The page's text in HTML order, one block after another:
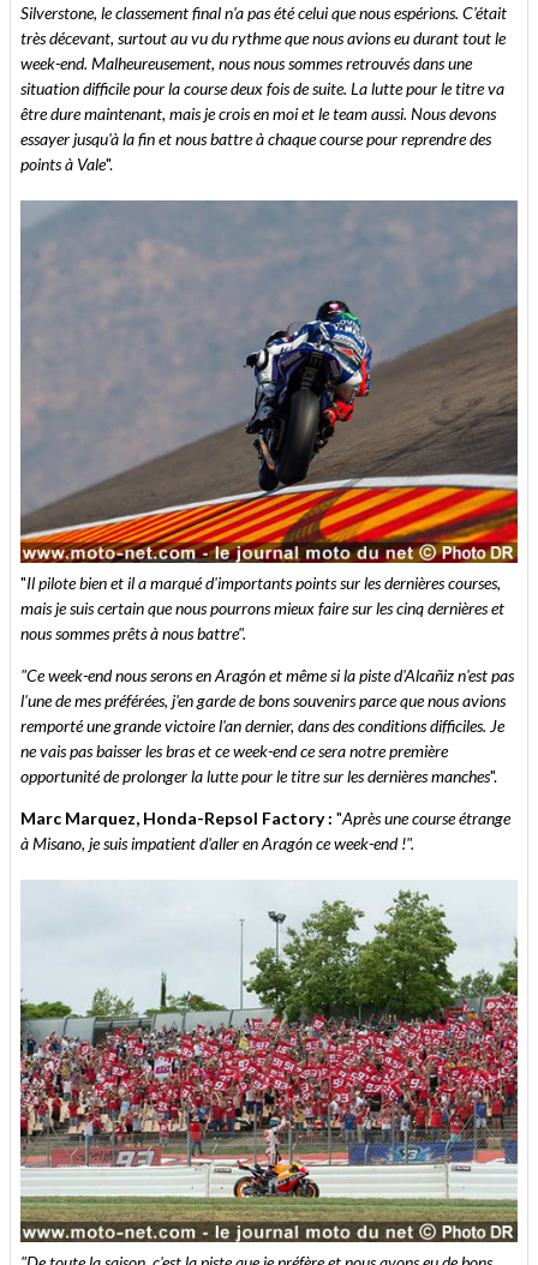
Silverstone, le classement final n'a pas été celui que nous espérions. C'était
très décevant, surtout au vu du rythme que nous avions eu durant tout le
week-end. Malheureusement, nous nous sommes retrouvés dans une
situation difficile pour la course deux fois de suite. La lutte pour le titre va
être dure maintenant, mais je crois en moi et le team aussi. Nous devons
essayer jusqu'à la fin et nous battre à chaque course pour reprendre des
points à Vale".
"Il pilote bien et il a marqué d'importants points sur les dernières courses,
mais je suis certain que nous pourrons mieux faire sur les cinq dernières et
nous sommes prêts à nous battre".
"Ce week-end nous serons en Aragón et même si la piste d'Alcañiz n'est pas
l'une de mes préférées, j'en garde de bons souvenirs parce que nous avions
remporté une grande victoire l'an dernier, dans des conditions difficiles. Je
ne vais pas baisser les bras et ce week-end ce sera notre première
opportunité de prolonger la lutte pour le titre sur les dernières manches".
Marc Marquez, Honda-Repsol Factory : "Après une course étrange
à Misano, je suis impatient d'aller en Aragón ce week-end !".